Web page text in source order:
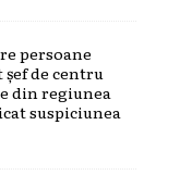
persoane
de centru
din regiunea
suspiciunea